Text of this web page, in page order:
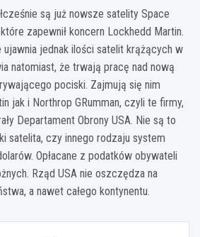
są już nowsze satelity Space
zapewnił koncern Lockhedd Martin.
ujawnia jednak ilości satelit krążących w
natomiast, że trwają pracę nad nową
pociski. Zajmują się nim
jak i Northrop GRumman, czyli te firmy,
Departament Obrony USA. Nie są to
satelita, czy innego rodzaju system
Opłacane z podatków obywateli
Rząd USA nie oszczędza na
a nawet całego kontynentu.